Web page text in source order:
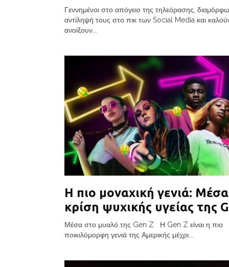
Γεννημένοι στο απόγειο της τηλεόρασης,
αντίληψή τους στο πικ των Social Media και
ανοίξουν...
Η πιο μοναχική γενιά:
κρίση ψυχικής υγείας της
Μέσα στο μυαλό της Gen Z Η Gen Z είναι η πιο
ποικιλόμορφη γενιά της Αμερικής μέχρι...